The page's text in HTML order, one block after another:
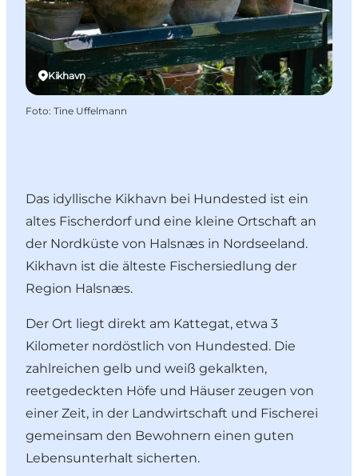
Kikhavn
Foto: Tine Uffelmann
Das idyllische Kikhavn bei Hundested ist ein
altes Fischerdorf und eine kleine Ortschaft an
der Nordküste von Halsnæs in Nordseeland.
Kikhavn ist die älteste Fischersiedlung der
Region Halsnæs.
Der Ort liegt direkt am Kattegat, etwa 3
Kilometer nordöstlich von Hundested. Die
zahlreichen gelb und weiß gekalkten,
reetgedeckten Höfe und Häuser zeugen von
einer Zeit, in der Landwirtschaft und Fischerei
gemeinsam den Bewohnern einen guten
Lebensunterhalt sicherten.